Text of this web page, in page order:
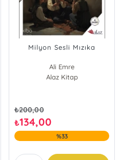
Milyon Sesli Mızıka
Ali Emre
Alaz Kitap
₺200,00
₺134,00
%33